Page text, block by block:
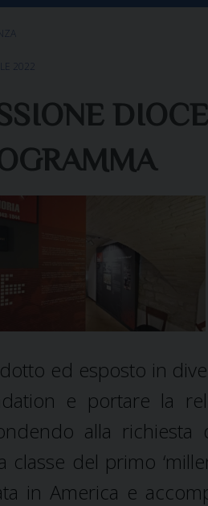
2022
ed esposto in
e portare la
alla
classe del primo
in America e